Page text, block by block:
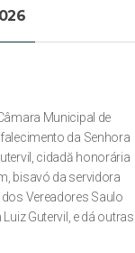
Municipal de
da Senhora
cidadă honorária
bisavó da servidora
Vereadores Saulo
Gutervil, e dá outras